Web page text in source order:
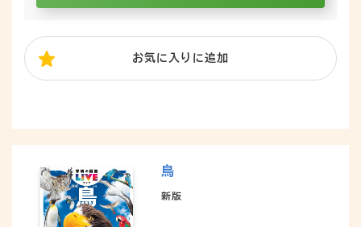
お気に入り に追加
鳥
新版